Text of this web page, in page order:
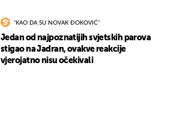
"KAO DA SU NOVAK ĐOKOVIĆ"
Jedan od najpoznatijih svjetskih parova
stigao na Jadran, ovakve reakcije
vjerojatno nisu očekivali